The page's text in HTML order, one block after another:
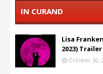
IN CURAND
Lisa
2023)
October 30,